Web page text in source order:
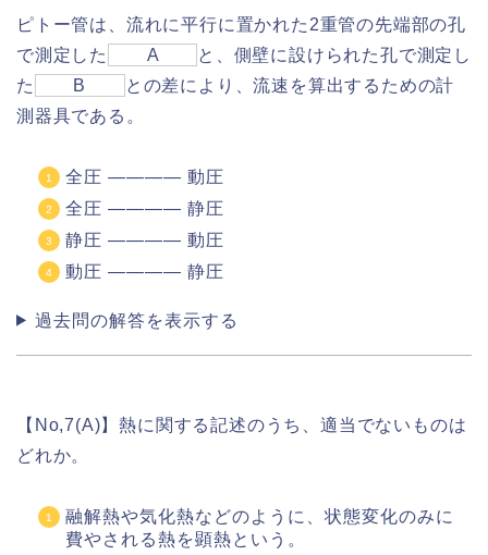
ピトー管は、流れに平行に置かれた2重管の先端部の孔
で測定した
A
と、側壁に設けられた孔で測定し
た
B
との差により、流速を算出するための計
測器具である。
全圧 ―――― 動圧
全圧 ―――― 静圧
静圧 ―――― 動圧
動圧 ―――― 静圧
過去問の解答を表示する
【No,7(A)】熱に関する記述のうち、適当でないものは
どれか。
融解熱や気化熱などのように、状態変化のみに
費やされる熱を顕熱という。